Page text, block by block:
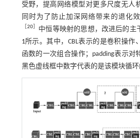
受野，提高网络模型对更多尺度无人
同时为了防止加深网络带来的退化
［20］ 中恒等映射的思想，改进后的主
1所示。其中，CBL表示的是卷积操作
函数的一次组合操作；padding表示对
黑色虚线框中数字代表的是该模块循环